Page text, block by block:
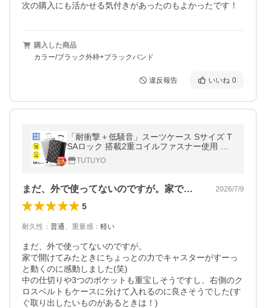
次の購入にも活かせる気付きがあったのもよかったです！
購入した商品
カラー/ブラック外枠+ブラックバンド
違反報告 いいね 0
「耐衝撃＋低騒音」スーツケース Sサイズ T
SAロック 搭載2重コイルファスナー使用 キ
ャスター交換可能 ダブルキャスター 360度
回転 機内持ち込み可能 超軽量
TUTUYO
まだ、外で使ってないのですが。家で開け… 2026/7/9
5
耐久性 ： 普通、 重量感 ： 軽い
まだ、外で使ってないのですが。
家で開けてみたときにちょっとの力でキャスターがすーっ
と動くのに感動しました(笑)
中の仕切りや3つのポケットも重宝しそうですし、右側のク
ロスベルトもケースに分けて入れるのに良さそうでした(す
ぐ取り出したいものがあるときは！)